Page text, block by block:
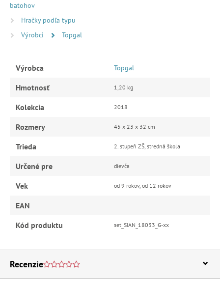
batohov
Hračky podľa typu
Výrobci
Topgal
Výrobca Topgal
Hmotnosť 1,20 kg
Kolekcia 2018
Rozmery 45 x 23 x 32 cm
Trieda 2. stupeň ZŠ, stredná škola
Určené pre dievča
Vek od 9 rokov, od 12 rokov
EAN
Kód produktu
set_SIAN_18033_G-xx
Recenzie